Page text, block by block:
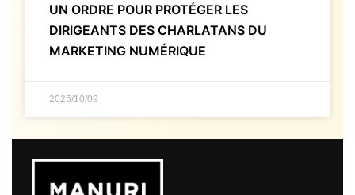
UN ORDRE POUR PROTÉGER LES
DIRIGEANTS DES CHARLATANS DU
MARKETING NUMÉRIQUE
2025/10/09